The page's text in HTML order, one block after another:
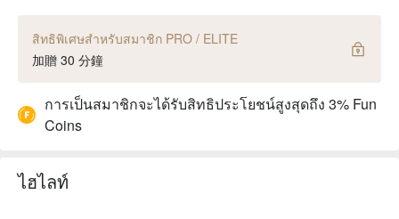
สิทธิพิเศษสำหรับสมาชิก PRO / ELITE
加贈 30 分鐘
การเป็นสมาชิกจะได้รับสิทธิประโยชน์สูงสุดถึง 3% Fun
Coins
ไฮไลท์